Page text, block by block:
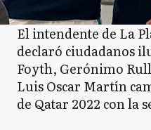
El intendente de La
declaró ciudadanos
Foyth, Gerónimo
Luis Oscar Martín
de Qatar 2022 con la